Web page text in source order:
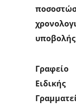
Γραφείο
Ειδικής